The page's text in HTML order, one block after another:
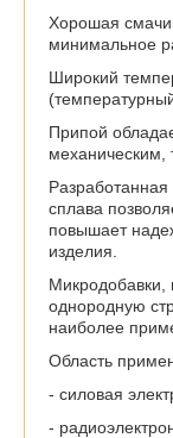
Хорошая
минимальное
Широкий
Припой
механическим,
сплава
повышает
изделия.
Микродобавки,
однородную
наиболее
Область
- силовая
-